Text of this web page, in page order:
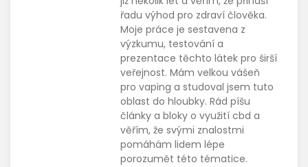
řadu výhod pro zdraví člověka.
Moje práce je sestavena z
výzkumu, testování a
prezentace těchto látek pro širší
veřejnost. Mám velkou vášeň
pro vaping a studoval jsem tuto
oblast do hloubky. Rád píšu
články a bloky o využití cbd a
věřím, že svými znalostmi
pomáhám lidem lépe
porozumět této tématice.